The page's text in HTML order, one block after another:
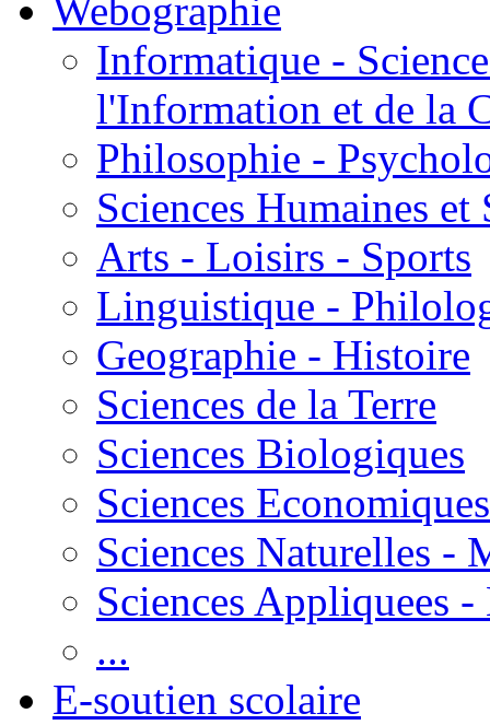
Webographie
Informatique -
l'Information et de la
Philosophie -
Sciences Humaines et
Arts - Loisirs - Sports
Linguistique -
Geographie - Histoire
Sciences de la Terre
Sciences Biologiques
Sciences Economiques
Sciences Naturelles -
Sciences Appliquees
...
E-soutien scolaire